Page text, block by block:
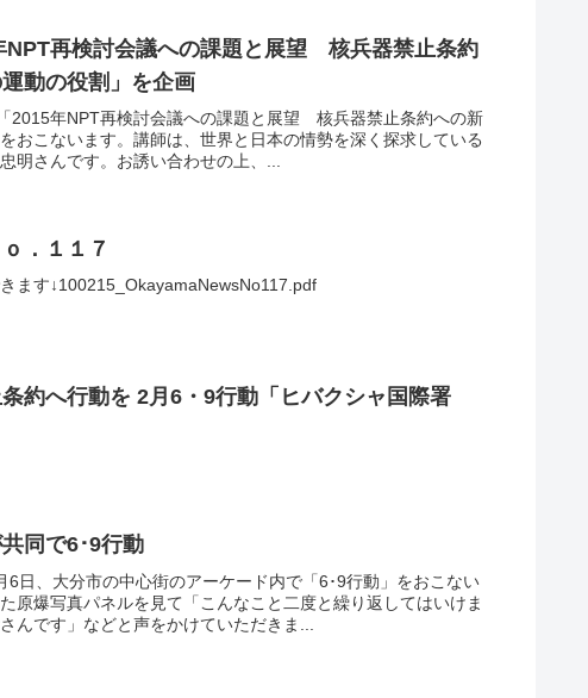
NPT再検討会議への課題と展望 核兵器禁止条約
動の役割」を企画
2015年NPT再検討会議への課題と展望 核兵器禁止条約への新
おこないます。講師は、世界と日本の情勢を深く探求している
明さんです。お誘い合わせの上、...
．１１７
ます↓100215_OkayamaNewsNo117.pdf
条約へ行動を 2月6・9行動「ヒバクシャ国際署
同で6･9行動
6日、大分市の中心街のアーケード内で「6･9行動」をおこない
原爆写真パネルを見て「こんなこと二度と繰り返してはいけま
んです」などと声をかけていただきま...